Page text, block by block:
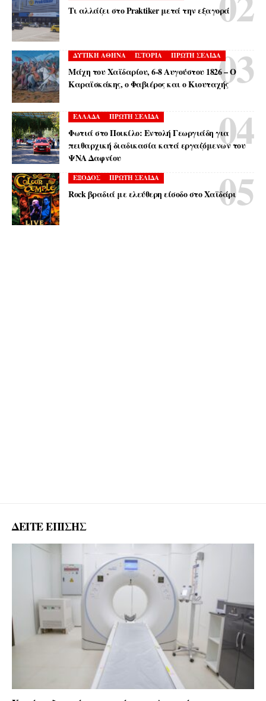
Τι αλλάζει στο Praktiker μετά την εξαγορά
ΔΥΤΙΚΗ ΑΘΗΝΑ ΙΣΤΟΡΙΑ ΠΡΩΤΗ ΣΕΛΙΔΑ
Μάχη του Χαϊδαρίου, 6-8 Αυγούστου 1826 – Ο
Καραϊσκάκης, ο Φαβιέρος και ο Κιουταχής
ΕΛΛΑΔΑ ΠΡΩΤΗ ΣΕΛΙΔΑ
Φωτιά στο Ποικίλο: Εντολή Γεωργιάδη για
πειθαρχική διαδικασία κατά εργαζόμενων του
ΨΝΑ Δαφνίου
ΕΞΟΔΟΣ ΠΡΩΤΗ ΣΕΛΙΔΑ
Rock βραδιά με ελεύθερη είσοδο στο Χαϊδάρι
ΔΕΙΤΕ ΕΠΙΣΗΣ